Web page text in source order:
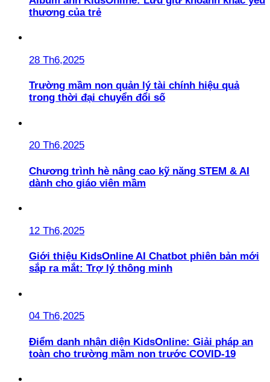
thương của trẻ
28 Th6,2025
Trường mầm non quản lý tài chính hiệu quả
trong thời đại chuyển đổi số
20 Th6,2025
Chương trình hè nâng cao kỹ năng STEM & AI
dành cho giáo viên mầm
12 Th6,2025
Giới thiệu KidsOnline AI Chatbot phiên bản mới
sắp ra mắt: Trợ lý thông minh
04 Th6,2025
Điểm danh nhận diện KidsOnline: Giải pháp an
toàn cho trường mầm non trước COVID-19